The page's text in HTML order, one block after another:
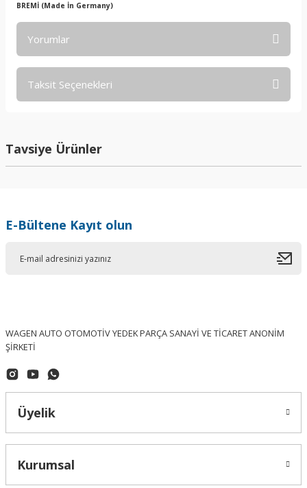
BREMİ (Made İn Germany)
Yorumlar
Taksit Seçenekleri
Tavsiye Ürünler
E-Bültene Kayıt olun
WAGEN AUTO OTOMOTİV YEDEK PARÇA SANAYİ VE TİCARET ANONİM
ŞİRKETİ
Üyelik
Kurumsal